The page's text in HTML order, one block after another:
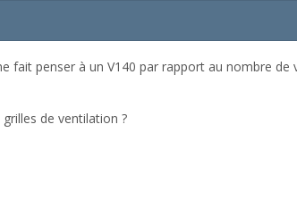
fait penser à un V140 par rapport au nombre de
de ventilation ?